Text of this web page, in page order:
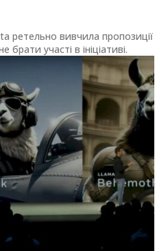
ретельно вивчила пропозиції
брати участі в ініціативі.